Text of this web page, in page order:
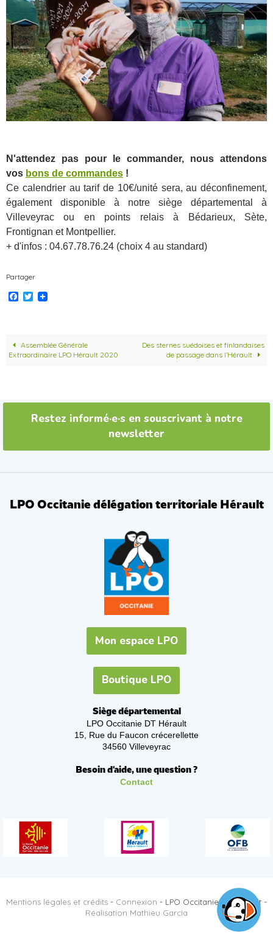
N'attendez pas pour le commander, nous attendons
vos bons de commandes !
Ce calendrier au tarif de 10€/unité sera, au déconfinement,
également disponible à notre siège départemental à
Villeveyrac ou en points relais à Bédarieux, Sète,
Frontignan et Montpellier.
+ d'infos : 04.67.78.76.24 (choix 4 au standard)
Partager
F
o
o
T
e
r
Assemblée Générale
Extraordinaire LPO Hérault 2020
Des sternes suédoises et finlandaises
de passage dans l’Hérault
Restez informé·e·s en souscrivant à notre
newsletter
LPO Occitanie délégation territoriale Hérault
Mon espace LPO
Boutique LPO
Siège départemental
LPO Occitanie DT Hérault
15, Rue du Faucon crécerellette
34560 Villeveyrac
Besoin d'aide, une question ?
Contact
Mentions légales et crédits - Connexion - LPO Occitanie DT Hérault -
Réalisation Mathieu Garcia